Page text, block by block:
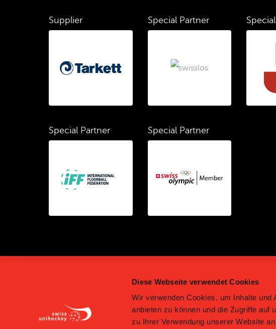
Diese Webseite verwendet Cookies
Wir verwenden Cookies, um Inhalte
anbieten zu können und die Zugriffe auf
zu Ihrer Verwendung unserer Website
Supplier Special Partner
Special Partner Special Partner